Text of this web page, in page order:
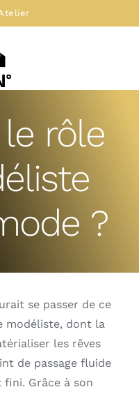
rôle
?
se passer de ce
modéliste, dont la
les rêves
de passage fluide
fini. Grâce à son